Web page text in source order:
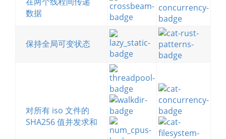
数据
保持全局可变状态
对所有 iso 文件的
SHA256 值并发求和